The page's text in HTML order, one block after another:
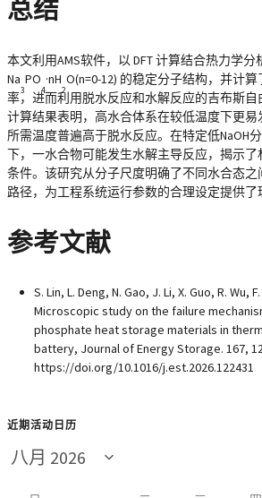
总结
本文利用AMS软件，以 DFT 计算结合热力学
Na
3
PO
4
·nH
2
O(n=0-12) 的稳定分子结构，并计
率，进而利用脱水反应和水解反应的吉布斯自
计算结果表明，高水合体系在较低温度下更
所需温度普遍高于脱水反应。在特定低NaOH
下，一水合物可能发生水解主导反应，揭示
条件。该研究从分子尺度明确了不同水合态
路径，为工程系统运行参数的合理设定提供了
参考文献
S. Lin, L. Deng, N. Gao, J. Li, X. Guo, R. Wu,
Microscopic study on the failure
phosphate heat storage materials in
battery, Journal of Energy Storage. 167,
https://doi.org/10.1016/j.est.2026.122431
近期活动日历